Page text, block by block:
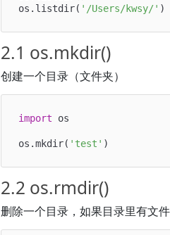
os.listdir( '/Users/kwsy/'
2.1 os.mkdir()
创建一个目录（文件夹）
import os
os.mkdir( 'test'
2.2 os.rmdir()
删除一个目录，如果目录里有文